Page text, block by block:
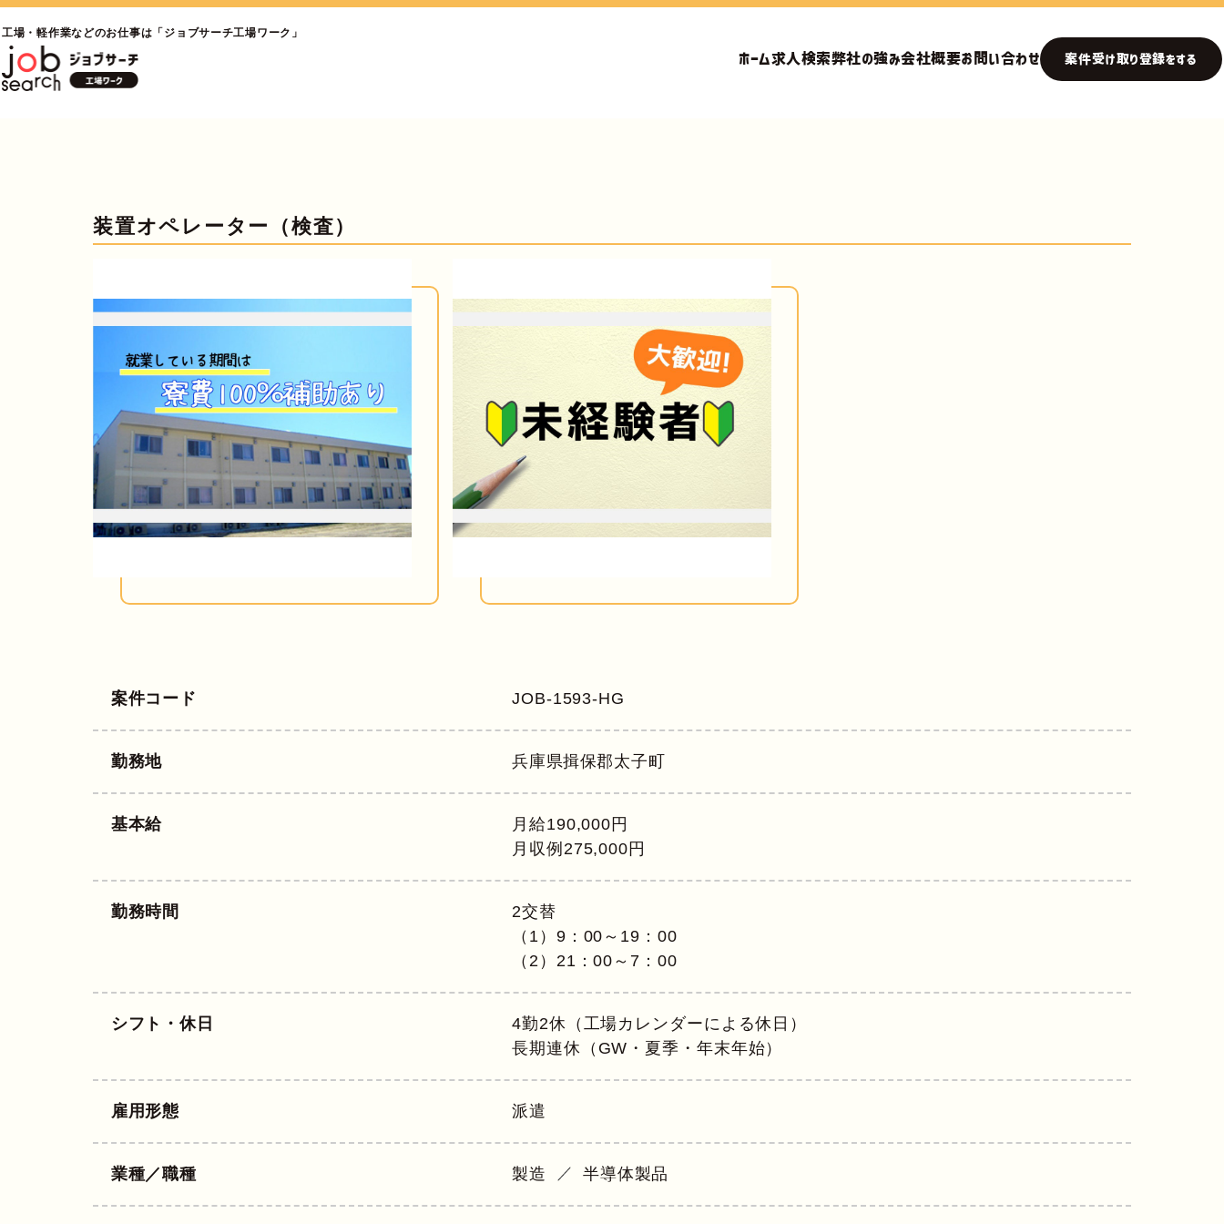
工場・軽作業などのお仕事は「ジョブサーチ工場ワーク」
ホーム求人検索弊社の強み会社概要お問い合わせ 案件受け取り登録をする
装置オペレーター（検査）
案件コード JOB-1593-HG
勤務地 兵庫県揖保郡太子町
基本給
月給190,000円
月収例275,000円
勤務時間
2交替
（1）9：00～19：00
（2）21：00～7：00
シフト・休日
4勤2休（工場カレンダーによる休日）
長期連休（GW・夏季・年末年始）
雇用形態 派遣
業種／職種 製造 半導体製品